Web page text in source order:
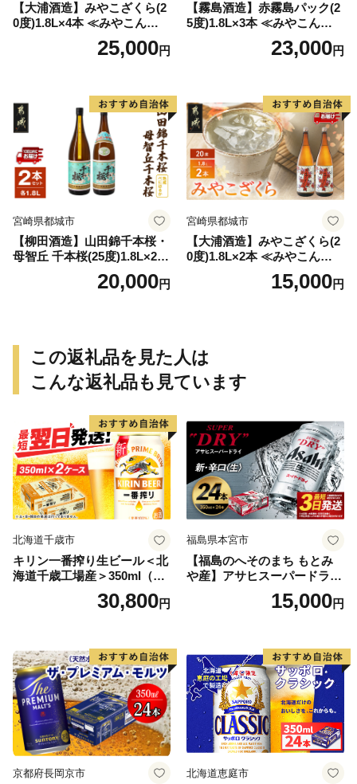
【大浦酒造】みやこざくら(2
0度)1.8L×4本 ≪みやこんじょ
特急便≫_AD-077125,000円
【霧島酒造】赤霧島パック(2
5度)1.8L×3本 ≪みやこんじょ
特急便≫_23-07-K03P-1800-3
23,000円
宮崎県都城市
【柳田酒造】山田錦千本桜・
母智丘 千本桜(25度)1.8L×2本
≪みやこんじょ特急便≫_AC
20,000円
宮崎県都城市
【大浦酒造】みやこざくら(2
0度)1.8L×2本 ≪みやこんじょ
特急便≫_MJ-077115,000円
この返礼品を見た人は
こんな返礼品も見ています
北海道千歳市
キリン一番搾り生ビール＜北
海道千歳工場産＞350ml（24
30,800円
福島県本宮市
【福島のへそのまち もとみ
や産】アサヒスーパードライ
350ml×24本 合計8.4L 1ケー
ス アルコール度数5% 缶ビー
口 送料無料 カメイ 本宮市
【07214-0206】
15,000円
京都府長岡京市 北海道恵庭市